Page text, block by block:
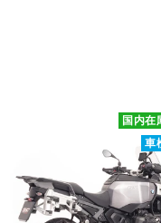
国内在
車